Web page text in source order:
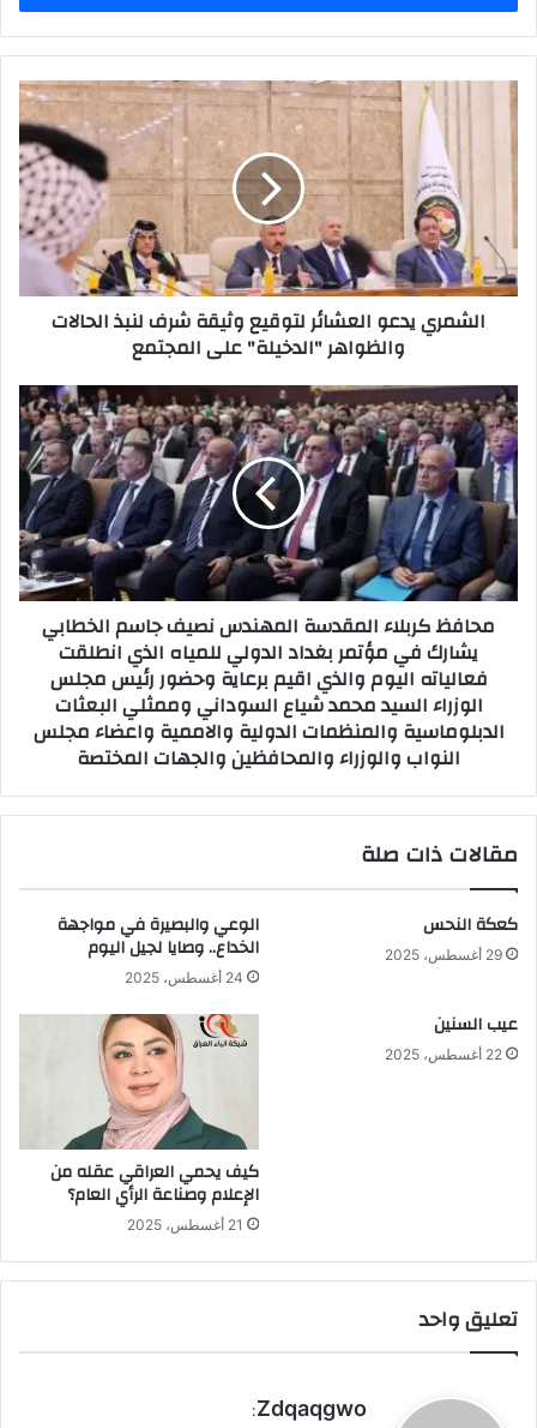
شرف
الحالات
والظواهر
"الدخيلة"الشمري يدعو العشائر لتوقيع وثيقة شرف لنبذ الحالات
والظواهر "الدخيلة" على المجتمع
محافظ
كربلاء
المقدسة
المهندس
نصيف
جاسم
الخطابي
يشارك
في
مؤتمر
الدولي
الذي
انطلقت
اليوم
اقيم
وحضور
رئيس
مجلس
محمد
شياع
مجلس
والوزراء
والمحافظين
المختصة
محافظ كربلاء المقدسة المهندس نصيف جاسم الخطابي
يشارك في مؤتمر بغداد الدولي للمياه الذي انطلقت
فعالياته اليوم والذي اقيم برعاية وحضور رئيس مجلس
الوزراء السيد محمد شياع السوداني وممثلي البعثات
الدبلوماسية والمنظمات الدولية والاممية واعضاء مجلس
النواب والوزراء والمحافظين والجهات المختصة
مقالات ذات صلة
كعكة النحس
29 أغسطس، 2025
الوعي والبصيرة في مواجهة
الخداع.. وصايا لجيل اليوم
24 أغسطس، 2025
عيب السنين
22 أغسطس، 2025
كيف يحمي العراقي عقله من
الإعلام وصناعة الرأي العام؟
21 أغسطس، 2025
تعليق واحد
ي
Zdqaqgwo
: